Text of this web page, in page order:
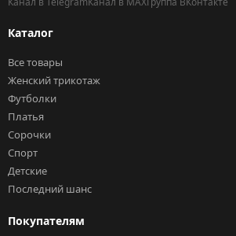
Каталог
Все товары
Женский трикотаж
Футболки
Платья
Сорочки
Спорт
Детские
Последний шанс
Покупателям